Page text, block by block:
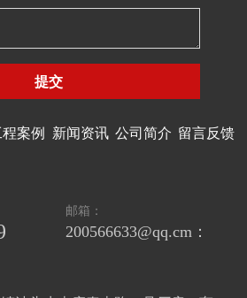
提交
程案例 新闻资讯 公司简介 留言反馈
邮箱：
200566633@qq.cm：